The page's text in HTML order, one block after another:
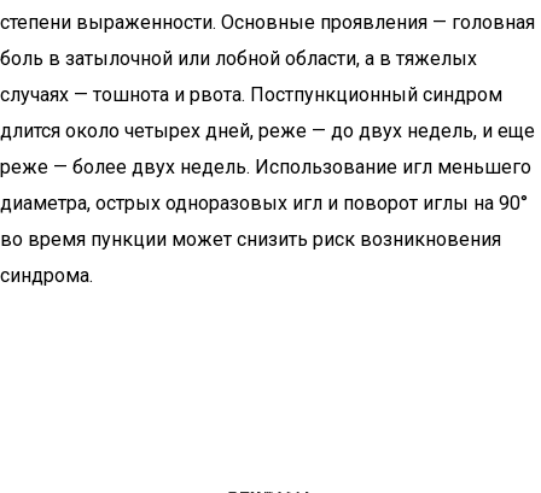
степени выраженности. Основные проявления — головная
боль в затылочной или лобной области, а в тяжелых
случаях — тошнота и рвота. Постпункционный синдром
длится около четырех дней, реже — до двух недель, и еще
реже — более двух недель. Использование игл меньшего
диаметра, острых одноразовых игл и поворот иглы на 90°
во время пункции может снизить риск возникновения
синдрома.